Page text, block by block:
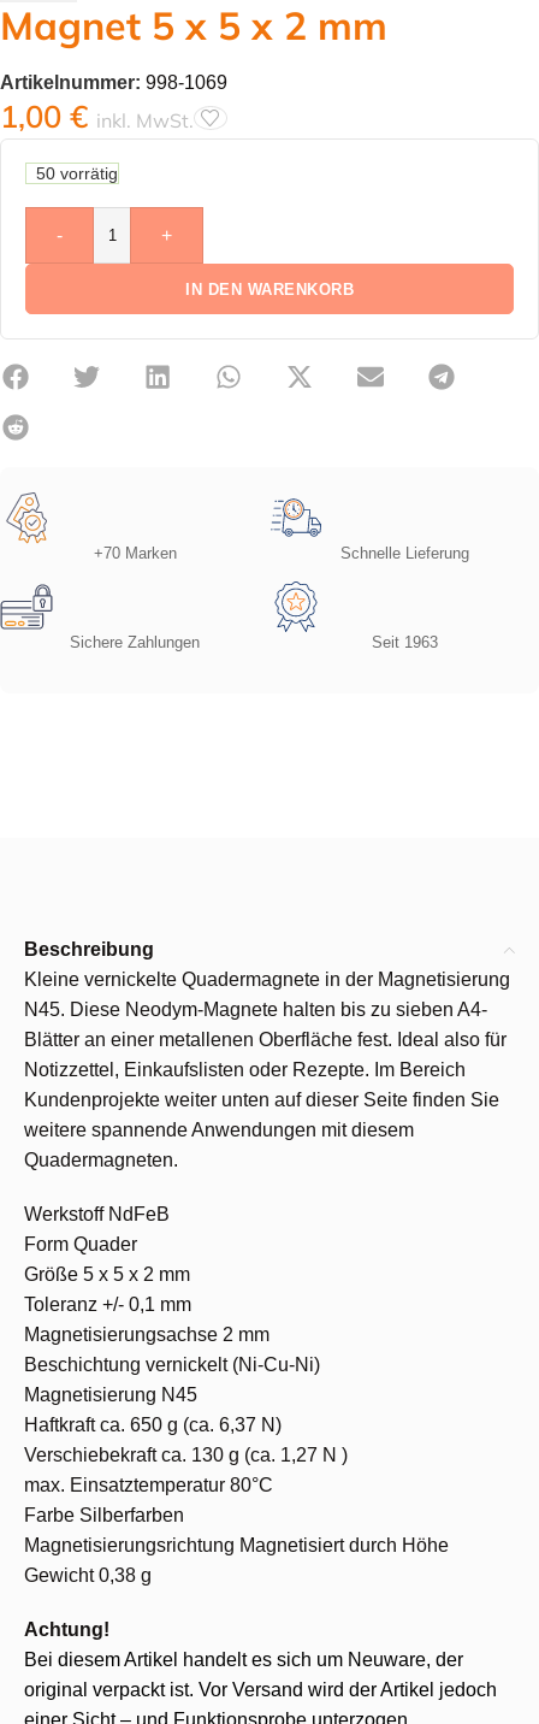
Magnet 5 x 5 x 2 mm
Artikelnummer: 998-1069
1,00 € inkl. MwSt.
50 vorrätig
- +
IN DEN WARENKORB
+70 Marken Schnelle Lieferung
Sichere Zahlungen Seit 1963
Beschreibung
Kleine vernickelte Quadermagnete in der Magnetisierung
N45. Diese Neodym-Magnete halten bis zu sieben A4-
Blätter an einer metallenen Oberfläche fest. Ideal also für
Notizzettel, Einkaufslisten oder Rezepte. Im Bereich
Kundenprojekte weiter unten auf dieser Seite finden Sie
weitere spannende Anwendungen mit diesem
Quadermagneten.
Werkstoff NdFeB
Form Quader
Größe 5 x 5 x 2 mm
Toleranz +/- 0,1 mm
Magnetisierungsachse 2 mm
Beschichtung vernickelt (Ni-Cu-Ni)
Magnetisierung N45
Haftkraft ca. 650 g (ca. 6,37 N)
Verschiebekraft ca. 130 g (ca. 1,27 N )
max. Einsatztemperatur 80°C
Farbe Silberfarben
Magnetisierungsrichtung Magnetisiert durch Höhe
Gewicht 0,38 g
Achtung!
Bei diesem Artikel handelt es sich um Neuware, der
original verpackt ist. Vor Versand wird der Artikel jedoch
einer Sicht – und Funktionsprobe unterzogen